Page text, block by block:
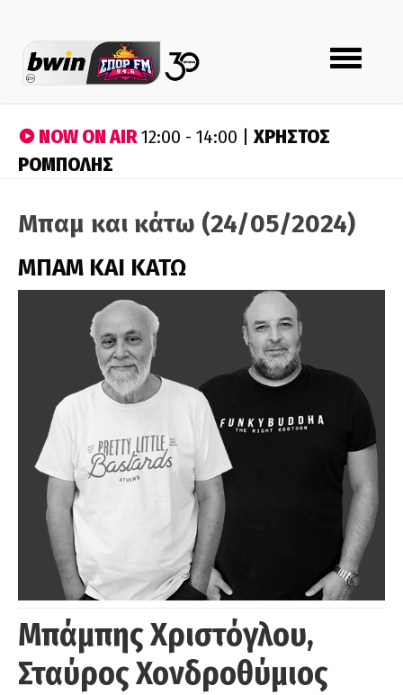
Toggle
navigation
NOW ON AIR12:00 - 14:00 | ΧΡΗΣΤΟΣ
ΡΟΜΠΟΛΗΣ
Μπαμ και κάτω (24/05/2024)
ΜΠΑΜ ΚΑΙ ΚΑΤΩ
Μπάμπης Χριστόγλου,
Σταύρος Χονδροθύμιος